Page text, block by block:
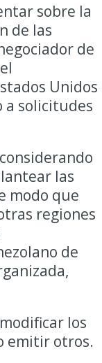
sobre la
de las
de
Unidos
a solicitudes
las
modo que
regiones
de
los
emitir otros.